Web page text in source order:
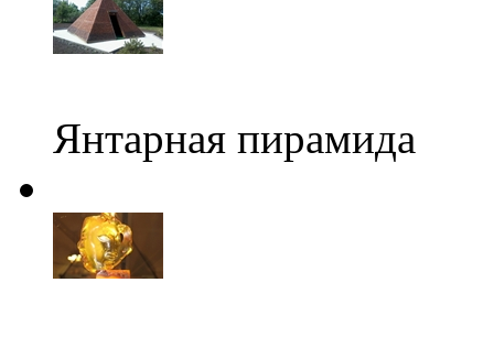
Янтарная пирамида